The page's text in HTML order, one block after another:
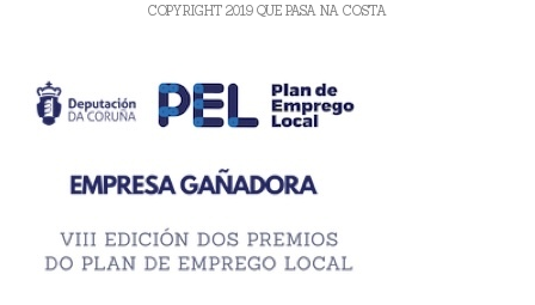
COPYRIGHT 2019 QUE PASA NA COSTA